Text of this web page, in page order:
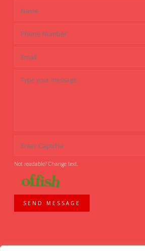
Not readable? Change text.
SEND MESSAGE